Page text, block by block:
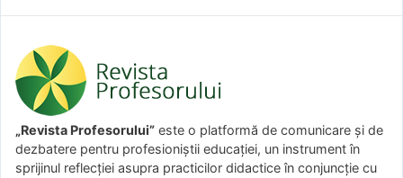
„Revista Profesorului” este o platformă de comunicare și de
dezbatere pentru profesioniștii educației, un instrument în
sprijinul reflecției asupra practicilor didactice în conjuncție cu